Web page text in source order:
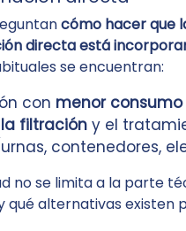
cómo hacer que
directa está
se encuentran:
con menor
filtración y el
contenedores,
no se limita a la parte
alternativas existen